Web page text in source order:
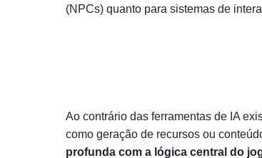
(NPCs) quanto para sistemas de
Ao contrário das ferramentas de IA
como geração de recursos ou
profunda com a lógica central do